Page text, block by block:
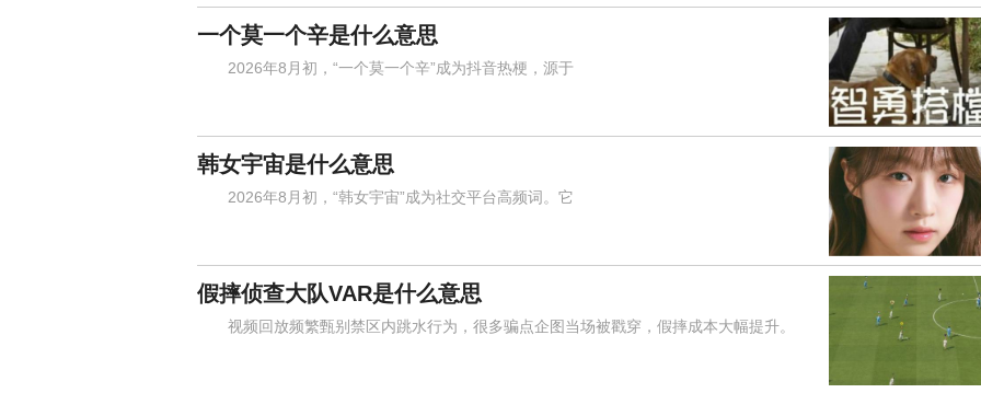
一个莫一个辛是什么意思
2026年8月初，“一个莫一个辛”成为抖音热梗，源于
韩女宇宙是什么意思
2026年8月初，“韩女宇宙”成为社交平台高频词。它
假摔侦查大队VAR是什么意思
视频回放频繁甄别禁区内跳水行为，很多骗点企图当场被戳穿，假摔成本大幅提升。